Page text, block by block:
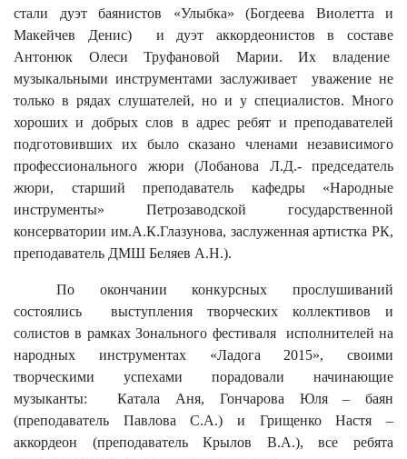
стали дуэт баянистов «Улыбка» (Богдеева Виолетта и
Макейчев Денис)
и дуэт аккордеонистов в составе
Антонюк Олеси Труфановой Марии. Их владение
музыкальными инструментами заслуживает
уважение не
только в рядах слушателей, но и у специалистов. Много
хороших и добрых слов в адрес ребят и преподавателей
подготовивших их было сказано членами независимого
профессионального жюри (Лобанова Л.Д.- председатель
жюри, старший преподаватель кафедры «Народные
инструменты» Петрозаводской государственной
консерватории им.А.К.Глазунова, заслуженная артистка РК,
преподаватель ДМШ Беляев А.Н.).
По окончании конкурсных прослушиваний
состоялись
выступления творческих коллективов и
солистов в рамках Зонального фестиваля
исполнителей на
народных инструментах «Ладога 2015», своими
творческими успехами порадовали начинающие
музыканты:
Катала Аня, Гончарова Юля – баян
(преподаватель Павлова С.А.) и Грищенко Настя –
аккордеон (преподаватель Крылов В.А.), все ребята